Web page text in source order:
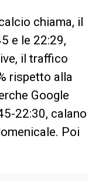
chiama, il
e le 22:29,
il traffico
rispetto alla
Google
22:30, calano
Poi